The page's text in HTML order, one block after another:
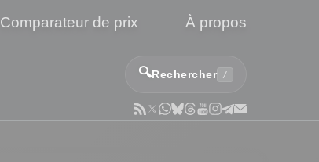
Comparateur de prix À propos
🔍Rechercher /